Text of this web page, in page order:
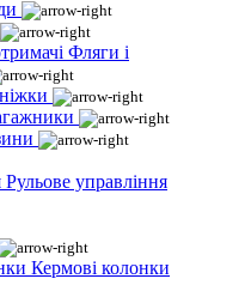
Фляги і
Рульове управління
Кермові колонки